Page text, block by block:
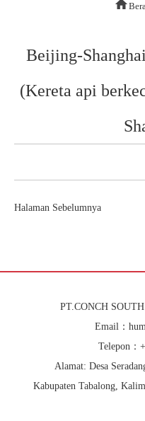
Beijing-
(Kereta api
Halaman Sebelumnya
PT.CONCH
Email：
Telepon：
Alamat: Desa
Kabupaten Tabalong,